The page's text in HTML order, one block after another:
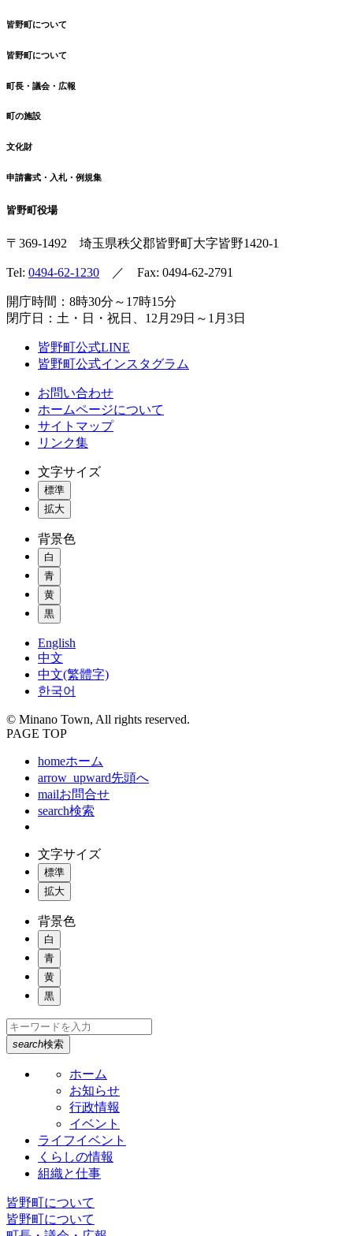
皆野町について
皆野町について
町長・議会・広報
町の施設
文化財
申請書式・入札・例規集
皆野町役場
〒369-1492 埼玉県秩父郡皆野町大字皆野1420-1
Tel: 0494-62-1230 ／ Fax: 0494-62-2791
開庁時間：8時30分～17時15分
閉庁日：土・日・祝日、12月29日～1月3日
皆野町公式LINE
皆野町公式インスタグラム
お問い合わせ
ホームページについて
サイトマップ
リンク集
文字サイズ
標準
拡大
背景色
白
青
黄
黒
English
中文
中文(繁體字)
한국어
© Minano Town, All rights reserved.
PAGE TOP
homeホーム
arrow_upward先頭へ
mailお問合せ
search検索
文字サイズ
標準
拡大
背景色
白
青
黄
黒
search検索
ホーム
お知らせ
行政情報
イベント
ライフイベント
くらしの情報
組織と仕事
皆野町について
皆野町について